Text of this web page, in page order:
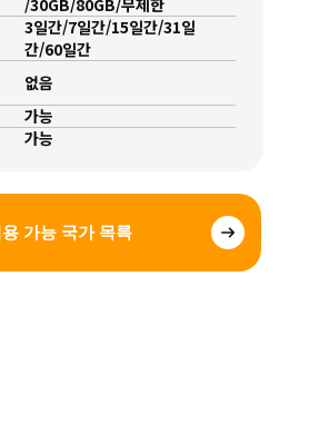
3일간/7일간/15일간/31일
간/60일간
없음
가능
가능
용 가능 국가 목록